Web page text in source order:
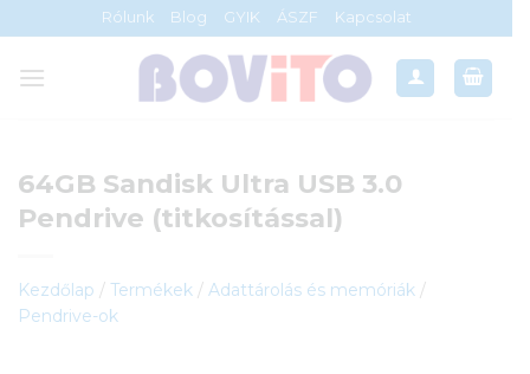
to
content
Rólunk Blog GYIK ÁSZF Kapcsolat
64GB Sandisk Ultra USB 3.0
Pendrive (titkosítással)
Kezdőlap / Termékek / Adattárolás és memóriák /
Pendrive-ok